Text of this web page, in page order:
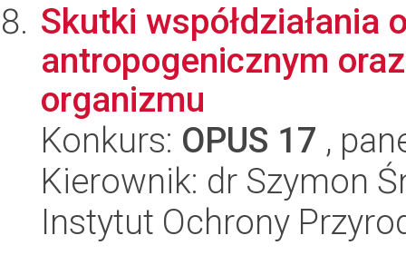
Skutki współdziałania
antropogenicznym
organizmu
Konkurs: OPUS 17 ,
Kierownik: dr Szymon
Instytut Ochrony